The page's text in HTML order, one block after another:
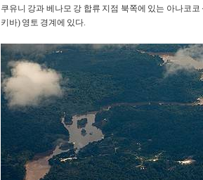
쿠유니 강과 베나모 강 합류 지점 북쪽에 있는 아나코
키바) 영토 경계에 있다.